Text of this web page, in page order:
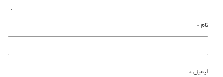
نام*
ایمیل*